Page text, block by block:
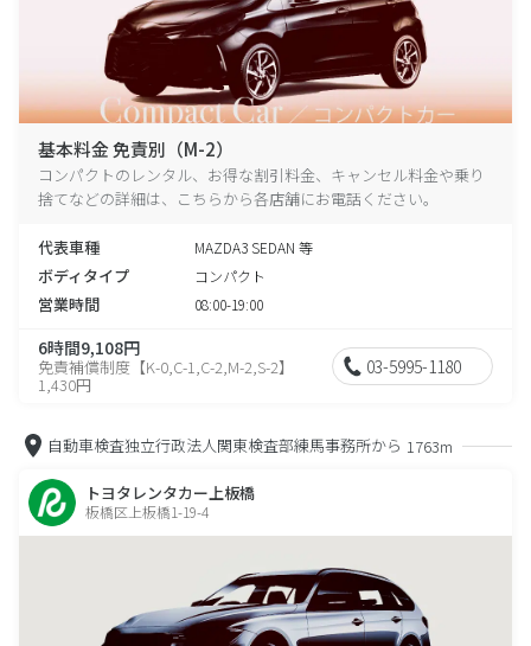
基本料金 免責別（M-2）
コンパクトのレンタル、お得な割引料金、キャンセル料金や乗り
捨てなどの詳細は、こちらから各店舗にお電話ください。
代表車種 MAZDA3 SEDAN 等
ボディタイプ コンパクト
営業時間 08:00-19:00
6時間9,108円
免責補償制度【K-0,C-1,C-2,M-2,S-2】
1,430円
03-5995-1180
自動車検査独立行政法人関東検査部練馬事務所から 1763m
トヨタレンタカー上板橋
板橋区上板橋1-19-4